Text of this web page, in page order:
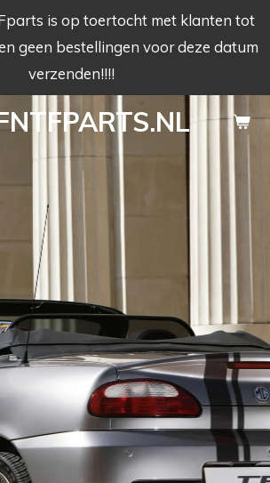
is op toertocht met klanten tot
geen bestellingen voor deze datum
verzenden!!!!